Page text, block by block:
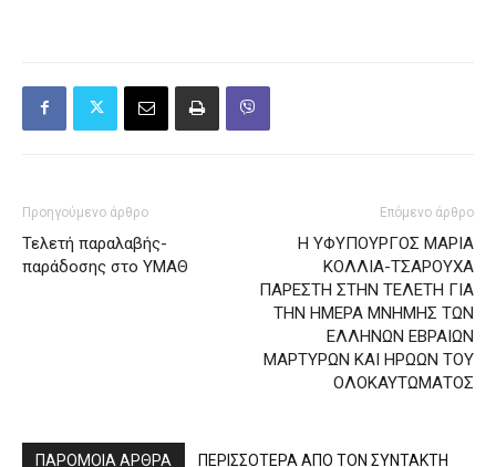
Προηγούμενο άρθρο
Τελετή παραλαβής-
παράδοσης στο ΥΜΑΘ
Επόμενο άρθρο
Η ΥΦΥΠΟΥΡΓΟΣ ΜΑΡΙΑ
ΚΟΛΛΙΑ-ΤΣΑΡΟΥΧΑ
ΠΑΡΕΣΤΗ ΣΤΗΝ ΤΕΛΕΤΗ ΓΙΑ
ΤΗΝ ΗΜΕΡΑ ΜΝΗΜΗΣ ΤΩΝ
ΕΛΛΗΝΩΝ ΕΒΡΑΙΩΝ
ΜΑΡΤΥΡΩΝ ΚΑΙ ΗΡΩΩΝ ΤΟΥ
ΟΛΟΚΑΥΤΩΜΑΤΟΣ
ΠΑΡΟΜΟΙΑ ΑΡΘΡΑ ΠΕΡΙΣΣΟΤΕΡΑ ΑΠΟ ΤΟΝ ΣΥΝΤΑΚΤΗ